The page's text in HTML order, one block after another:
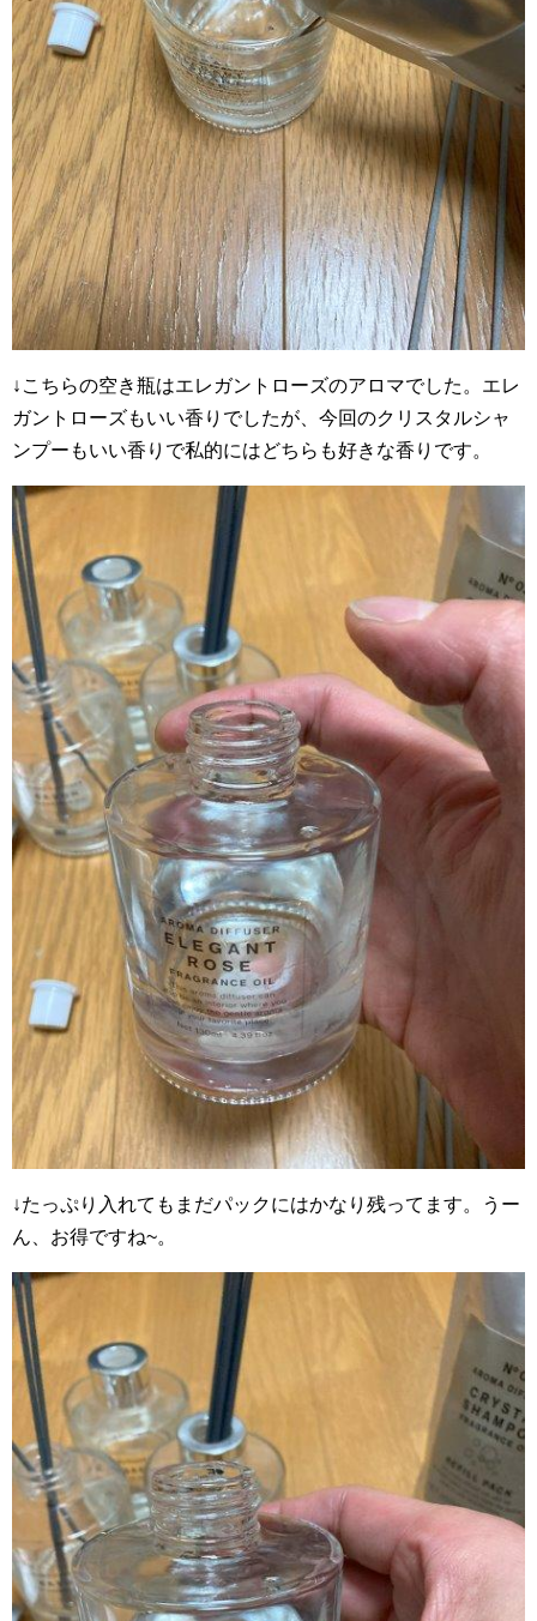
↓こちらの空き瓶はエレガントローズのアロマでした。エレ
ガントローズもいい香りでしたが、今回のクリスタルシャ
ンプーもいい香りで私的にはどちらも好きな香りです。
↓たっぷり入れてもまだパックにはかなり残ってます。うー
ん、お得ですね~。